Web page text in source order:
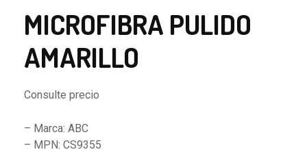
MICROFIBRA PULIDO
AMARILLO
Consulte precio
– Marca: ABC
– MPN: CS9355